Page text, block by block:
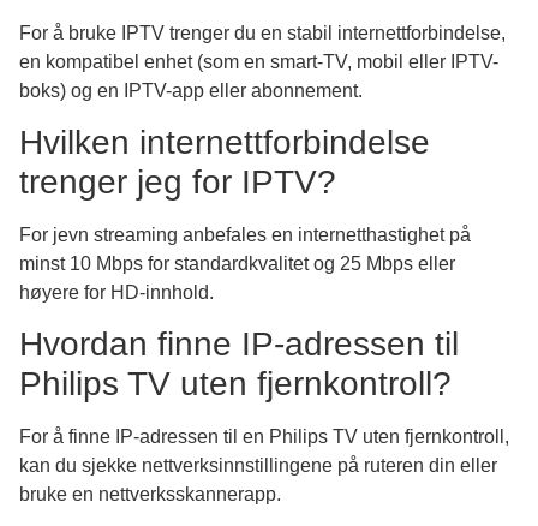
For å bruke IPTV trenger du en stabil internettforbindelse,
en kompatibel enhet (som en smart-TV, mobil eller IPTV-
boks) og en IPTV-app eller abonnement.
Hvilken internettforbindelse
trenger jeg for IPTV?
For jevn streaming anbefales en internetthastighet på
minst 10 Mbps for standardkvalitet og 25 Mbps eller
høyere for HD-innhold.
Hvordan finne IP-adressen til
Philips TV uten fjernkontroll?
For å finne IP-adressen til en Philips TV uten fjernkontroll,
kan du sjekke nettverksinnstillingene på ruteren din eller
bruke en nettverksskannerapp.